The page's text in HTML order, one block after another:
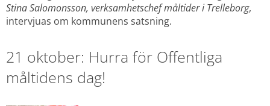
Stina Salomonsson, verksamhetschef måltider i Trelleborg,
intervjuas om kommunens satsning.
21 oktober: Hurra för Offentliga
måltidens dag!